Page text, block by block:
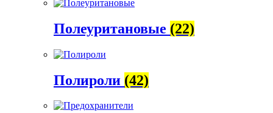
Полеуритановые (22)
Полироли (42)